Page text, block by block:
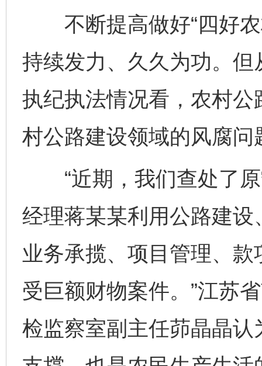
不断提高做好“四好农
持续发力、久久为功。
执纪执法情况看，农村
村公路建设领域的风腐问
“近期，我们查处了原
经理蒋某某利用公路建
业务承揽、项目管理、
受巨额财物案件。”江苏
检监察室副主任茆晶晶